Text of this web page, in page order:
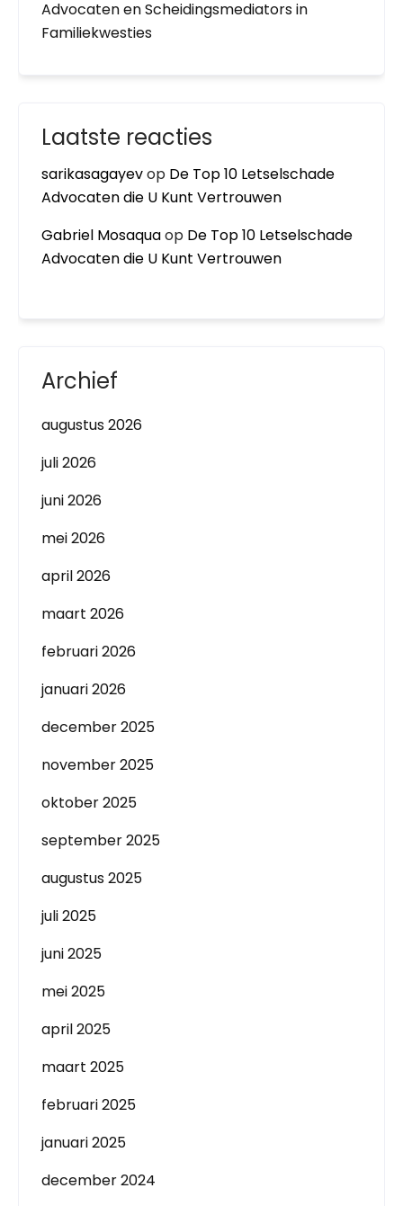
Advocaten en Scheidingsmediators in
Familiekwesties
Laatste reacties
sarikasagayevop De Top 10 Letselschade
Advocaten die U Kunt Vertrouwen
Gabriel Mosaquaop De Top 10 Letselschade
Advocaten die U Kunt Vertrouwen
Archief
augustus 2026
juli 2026
juni 2026
mei 2026
april 2026
maart 2026
februari 2026
januari 2026
december 2025
november 2025
oktober 2025
september 2025
augustus 2025
juli 2025
juni 2025
mei 2025
april 2025
maart 2025
februari 2025
januari 2025
december 2024